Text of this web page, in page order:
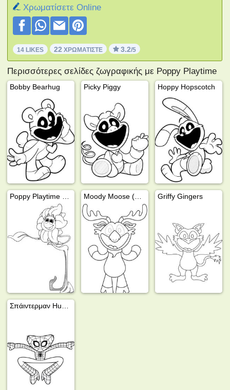
Xρωματίσετε Online
14 LIKES 22 ΧΡΩΜΑΤΊΣΤΕ 3.2/5
Περισσότερες σελίδες ζωγραφικής με Poppy Playtime
Bobby Bearhug Picky Piggy Hoppy Hopscotch
Griffy Gingers